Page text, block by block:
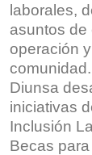
laborales,
asuntos de
operación
comunidad.
Diunsa
iniciativas
Inclusión
Becas